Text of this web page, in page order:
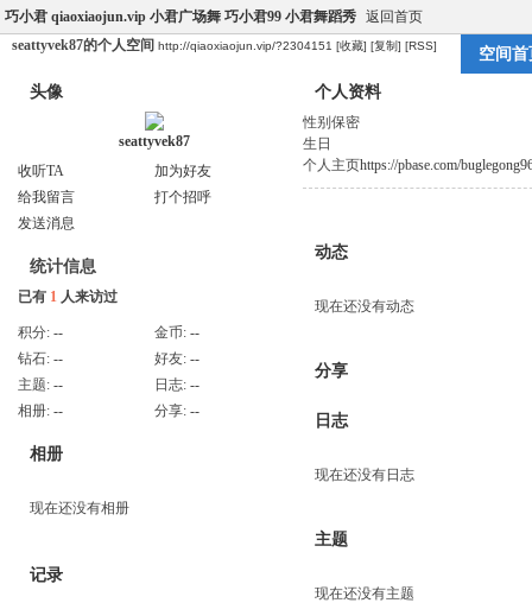
巧小君 qiaoxiaojun.vip 小君广场舞 巧小君99 小君舞蹈秀 返回首页
seattyvek87的个人空间 http://qiaoxiaojun.vip/?2304151 [收藏] [复制] [RSS] 空间首
头像
seattyvek87
收听TA
加为好友
给我留言
打个招呼
发送消息
统计信息
已有 1 人来访过
积分: -- 金币: --
钻石: -- 好友: --
主题: -- 日志: --
相册: -- 分享: --
相册
现在还没有相册
记录
个人资料
性别 保密
生日
个人主页https://pbase.com/
动态
现在还没有动态
分享
日志
现在还没有日志
主题
现在还没有主题